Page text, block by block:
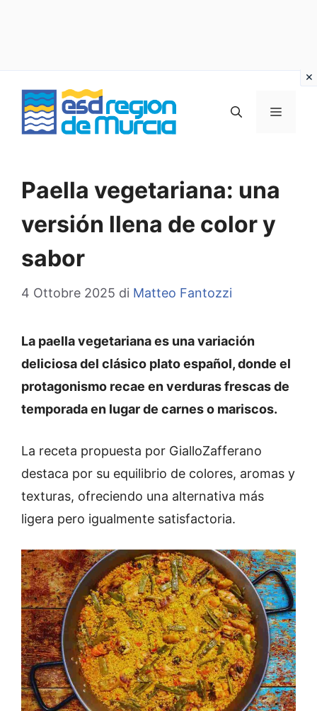
contenuto
MENU
Paella vegetariana: una
versión llena de color y
sabor
4 Ottobre 2025 di Matteo Fantozzi
La paella vegetariana es una variación
deliciosa del clásico plato español, donde el
protagonismo recae en verduras frescas de
temporada en lugar de carnes o mariscos.
La receta propuesta por GialloZafferano
destaca por su equilibrio de colores, aromas y
texturas, ofreciendo una alternativa más
ligera pero igualmente satisfactoria.